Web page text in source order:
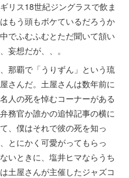
リス18世紀ジングラスで飲ま
もう頭もボケているだろうか
でふむふむとただ聞いて頷い
妄想だが、、。
那覇で「うりずん」という琉
さんだ。土屋さんは数年前に
人の死を悼むコーナーがある
務官か誰かの追悼記事の横に
、僕はそれで彼の死を知っ
とにかく可愛がってもらっ
いときに、塩井ヒマならうち
土屋さんが主催したジャズコ